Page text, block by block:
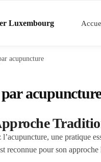
acupuncture
acupuncture
l’acupuncture, une pratique
reconnue pour son